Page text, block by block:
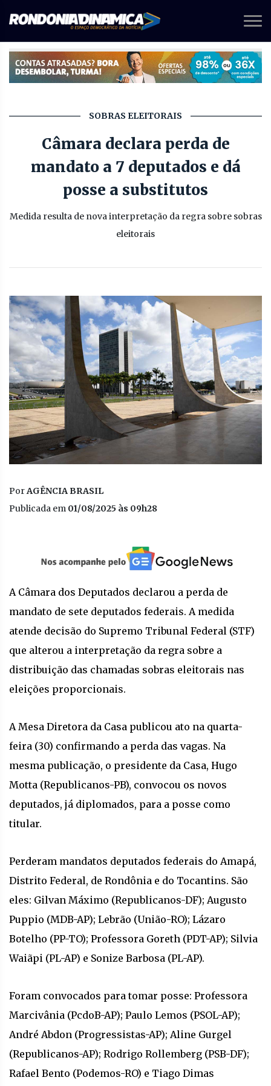
SOBRAS ELEITORAIS
Câmara declara perda de
mandato a 7 deputados e dá
posse a substitutos
Medida resulta de nova interpretação da regra sobre sobras
eleitorais
PorAGÊNCIA BRASIL
Publicada em 01/08/2025 às 09h28
A Câmara dos Deputados declarou a perda de
mandato de sete deputados federais. A medida
atende decisão do Supremo Tribunal Federal (STF)
que alterou a interpretação da regra sobre a
distribuição das chamadas sobras eleitorais nas
eleições proporcionais.
A Mesa Diretora da Casa publicou ato na quarta-
feira (30) confirmando a perda das vagas. Na
mesma publicação, o presidente da Casa, Hugo
Motta (Republicanos-PB), convocou os novos
deputados, já diplomados, para a posse como
titular.
Perderam mandatos deputados federais do Amapá,
Distrito Federal, de Rondônia e do Tocantins. São
eles: Gilvan Máximo (Republicanos-DF); Augusto
Puppio (MDB-AP); Lebrão (União-RO); Lázaro
Botelho (PP-TO); Professora Goreth (PDT-AP); Silvia
Waiãpi (PL-AP) e Sonize Barbosa (PL-AP).
Foram convocados para tomar posse: Professora
Marcivânia (PcdoB-AP); Paulo Lemos (PSOL-AP);
André Abdon (Progressistas-AP); Aline Gurgel
(Republicanos-AP); Rodrigo Rollemberg (PSB-DF);
Rafael Bento (Podemos-RO) e Tiago Dimas